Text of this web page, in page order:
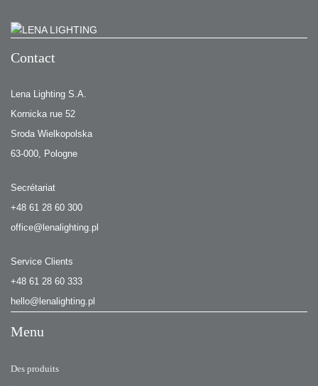
Contact
Lena Lighting S.A.
Kornicka rue 52
Sroda Wielkopolska
63-000, Pologne
Secrétariat
+48 61 28 60 300
office@lenalighting.pl
Service Clients
+48 61 28 60 333
hello@lenalighting.pl
Menu
Des produits